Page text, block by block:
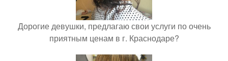
Дорогие девушки, предлагаю свои услуги по очень
приятным ценам в г. Краснодаре?